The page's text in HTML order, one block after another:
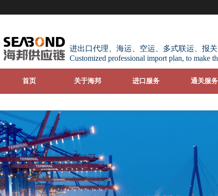
进出口代理、海运、空运、多式联运、报
Customized professional import plan, to make
首页 关于海邦 进口服务 通关服务